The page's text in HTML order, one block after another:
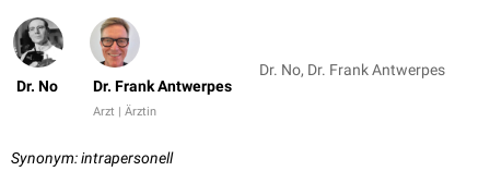
Dr. No Dr. Frank Antwerpes
Arzt | Ärztin
Dr. No, Dr. Frank Antwerpes
Synonym: intrapersonell